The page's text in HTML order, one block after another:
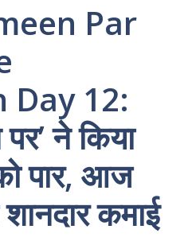
Par
Day 12:
ने किया
पार, आज
कमाई